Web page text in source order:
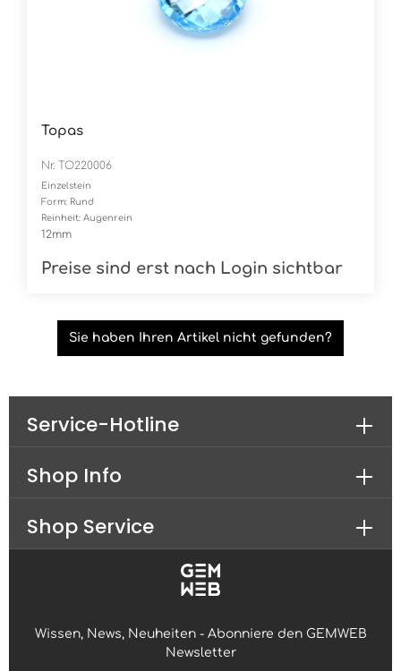
Topas
Nr. TO220006
Einzelstein
Form: Rund
Reinheit: Augenrein
12mm
Preise sind erst nach Login sichtbar
Sie haben Ihren Artikel nicht gefunden?
Wissen, News, Neuheiten - Abonniere den GEMWEB
Newsletter
Service-Hotline
Shop Info
Shop Service